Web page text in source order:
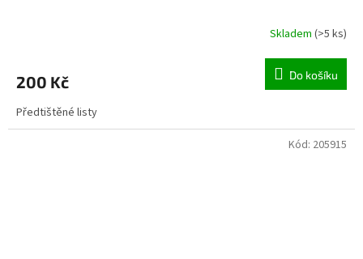
Skladem (>5 ks)
200 Kč Do košíku
Předtištěné listy
Kód: 205915